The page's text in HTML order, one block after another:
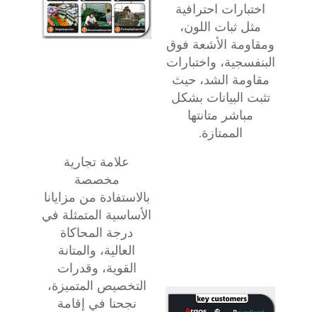
اختبارات احترافية
مثل ثبات اللون،
ومقاومة الأشعة فوق
البنفسجية، واختبارات
مقاومة الشد، حيث
تثبت البيانات بشكل
مباشر متانتها
الممتازة.
علامة تجارية
مخصصة
بالاستفادة من مزايانا
الأساسية المتمثلة في
درجة المحاكاة
العالية، والمتانة
القوية، وقدرات
التخصيص المتميزة،
نجحنا في إقامة